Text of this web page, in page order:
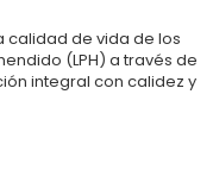
calidad de vida de los
(LPH) a través de
integral con calidez y